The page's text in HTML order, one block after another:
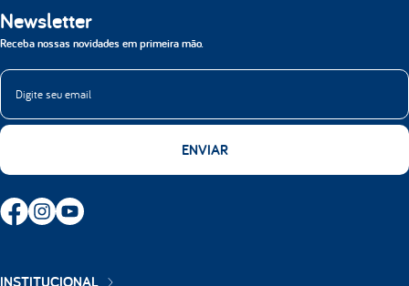
Newsletter
Receba nossas novidades em primeira mão.
ENVIAR
INSTITUCIONAL